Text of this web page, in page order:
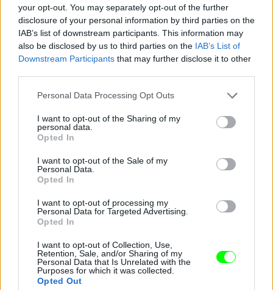
your opt-out. You may separately opt-out of the further
disclosure of your personal information by third parties on the
IAB’s list of downstream participants. This information may
also be disclosed by us to third parties on the IAB’s List of
Downstream Participants that may further disclose it to other
Please note that this website/app uses one or more Google
not limited to your visit or usage behaviour. You may click to
grant or deny consent to Google and its third-party tags to
use your data for below specified purposes in below Google
consent section.
Personal Data Processing Opt Outs
I want to opt-out of the Sharing of my
personal data.
Opted In
I want to opt-out of the Sale of my
Personal Data.
Opted In
I want to opt-out of processing my
Personal Data for Targeted Advertising.
Opted In
I want to opt-out of Collection, Use,
Retention, Sale, and/or Sharing of my
Personal Data that Is Unrelated with the
Purposes for which it was collected.
Opted Out
Ki hinné, hogy ezt tanulni kell?